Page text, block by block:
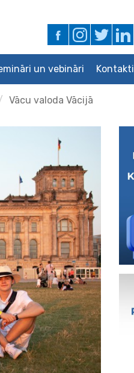
un vebināri Kontakti
Vācu valoda Vācijā